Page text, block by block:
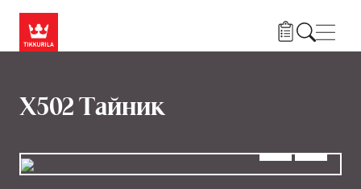
X502 Тайник